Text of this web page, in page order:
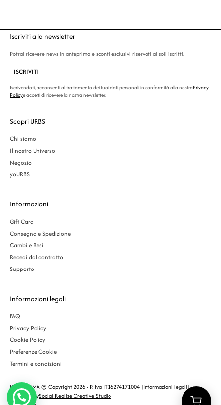
Iscriviti alla newsletter
Potrai ricevere news in anteprima e sconti esclusivi riservati ai soli iscritti.
ISCRIVITI
Iscrivendoti, acconsenti al trattamento dei tuoi dati personali in conformità alla nostraPrivacy
Policye accetti di ricevere la nostra newsletter.
Scopri URBS
Chi siamo
Il nostro Universo
Negozio
yoURBS
Informazioni
Gift Card
Consegna e Spedizione
Cambi e Resi
Recedi dal contratto
Supporto
Informazioni legali
FAQ
Privacy Policy
Cookie Policy
Preferenze Cookie
Termini e condizioni
URBS ROMA © Copyright 2026 - P. Iva IT16274171004 |Informazioni legali|
Designed bySocial Realize Creative Studio